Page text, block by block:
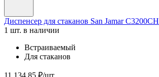
Диспенсер для стаканов San Jamar C3200CH
1 шт. в наличии
Встраиваемый
Для стаканов
11 134,85 ₽/шт